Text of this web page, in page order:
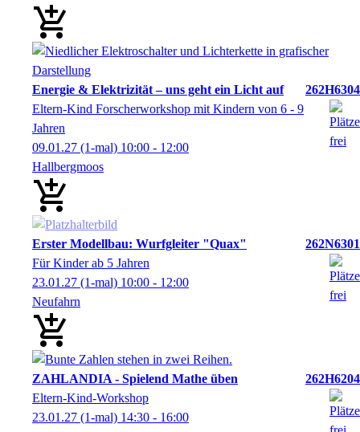
Energie & Elektrizität – uns geht ein Licht auf
262H6304
Eltern-Kind Forscherworkshop mit Kindern von 6 - 9
Jahren
09.01.27 (1-mal) 10:00 - 12:00
Hallbergmoos
Erster Modellbau: Wurfgleiter "Quax"
262N6301
Für Kinder ab 5 Jahren
23.01.27 (1-mal) 10:00 - 12:00
Neufahrn
ZAHLANDIA - Spielend Mathe üben
262H6204
Eltern-Kind-Workshop
23.01.27 (1-mal) 14:30 - 16:00